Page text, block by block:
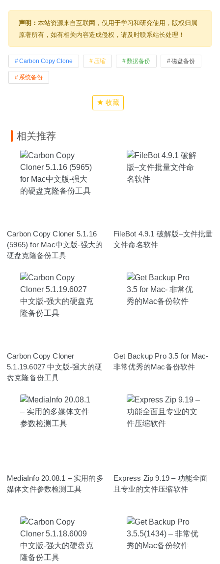
声明： 本站资源来自互联网，仅用于学习和研究使用，版权归属
原著所有，如有相关内容造成侵权，请及时联系站长处理！
Carbon Copy Clone 压缩 数据备份 磁盘备份
系统备份
收藏
相关推荐
Carbon Copy Cloner 5.1.16
(5965) for Mac中文版-强大的
硬盘克隆备份工具
FileBot 4.9.1 破解版–文件批量
文件命名软件
Carbon Copy Cloner
5.1.19.6027 中文版-强大的硬
盘克隆备份工具
Get Backup Pro 3.5 for Mac-
非常优秀的Mac备份软件
MediaInfo 20.08.1 – 实用的多
媒体文件参数检测工具
Express Zip 9.19 – 功能全面
且专业的文件压缩软件